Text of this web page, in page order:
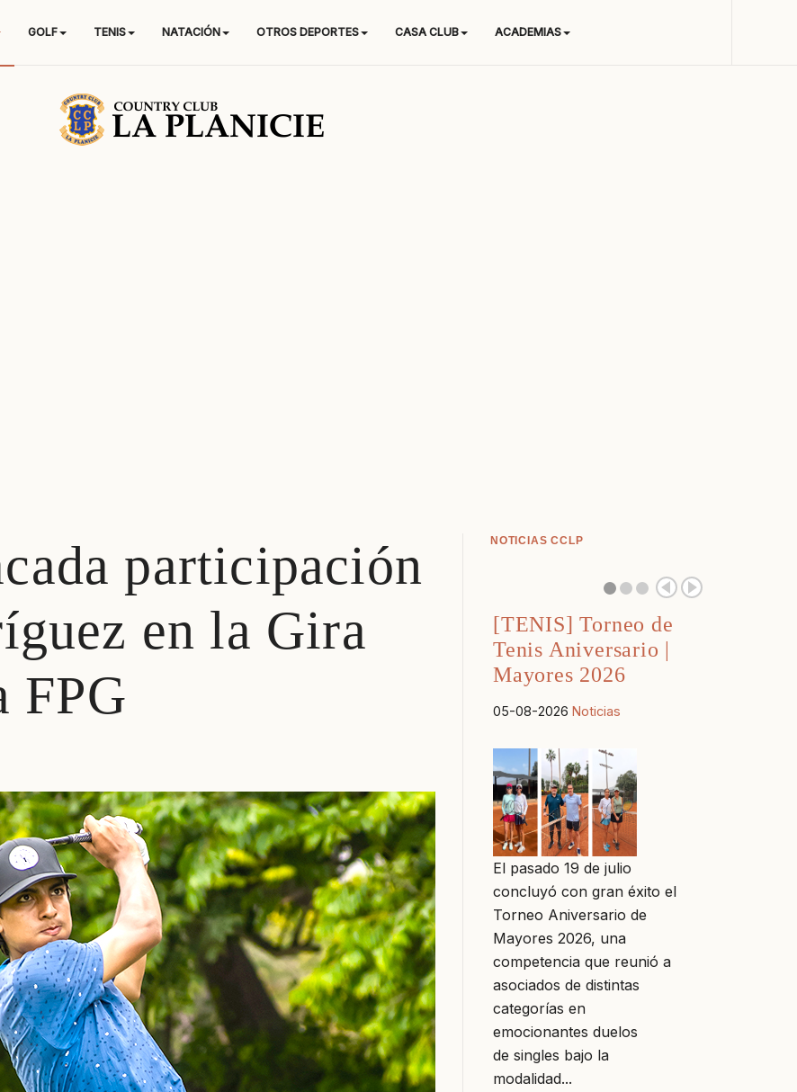
GOLF TENIS NATACIÓN OTROS DEPORTES CASA CLUB ACADEMIAS
participación
en la Gira
FPG
NOTICIAS CCLP
[TENIS] Torneo de
Tenis Aniversario |
Mayores 2026
05-08-2026 Noticias
El pasado 19 de julio
concluyó con gran éxito el
Torneo Aniversario de
Mayores 2026, una
competencia que reunió a
asociados de distintas
categorías en
emocionantes duelos
de singles bajo la
modalidad...